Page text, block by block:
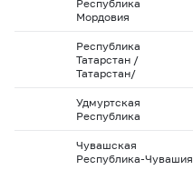
Республика
Мордовия
Республика
Татарстан /
Татарстан/
Удмуртская
Республика
Чувашская
Республика-Чувашия